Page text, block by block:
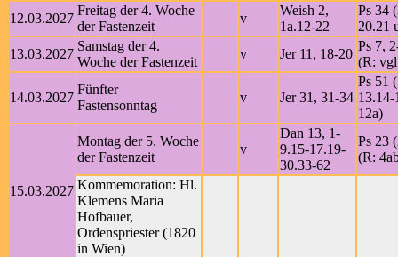
12.03.2027
Freitag der 4. Woche
der Fastenzeit
v
Weish 2,
1a.12-22
Ps 34
20.21
13.03.2027
Samstag der 4.
Woche der Fastenzeit
v Jer 11, 18-20
Ps 7,
(R:
14.03.2027
Fünfter
Fastensonntag
v Jer 31, 31-34
Ps 51
12a)
15.03.2027
Montag der 5. Woche
der Fastenzeit
v
Dan 13, 1-
9.15-17.19-
30.33-62
Ps 23
(R:
Kommemoration: Hl.
Klemens Maria
Hofbauer,
Ordenspriester (1820
in Wien)